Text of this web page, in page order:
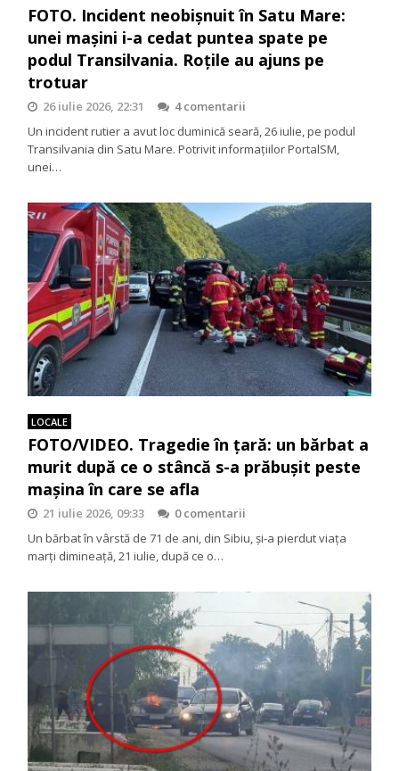
FOTO. Incident neobișnuit în Satu Mare:
unei mașini i-a cedat puntea spate pe
podul Transilvania. Roțile au ajuns pe
trotuar
26 iulie 2026, 22:31
4 comentarii
Un incident rutier a avut loc duminică seară, 26 iulie, pe podul
Transilvania din Satu Mare. Potrivit informațiilor PortalSM,
unei…
LOCALE
FOTO/VIDEO. Tragedie în țară: un bărbat a
murit după ce o stâncă s-a prăbușit peste
mașina în care se afla
21 iulie 2026, 09:33
0 comentarii
Un bărbat în vârstă de 71 de ani, din Sibiu, și-a pierdut viața
marți dimineață, 21 iulie, după ce o…